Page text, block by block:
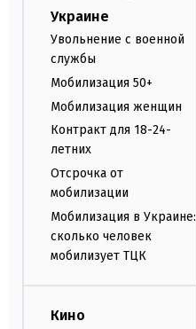
Украине
Увольнение с военной
службы
Мобилизация 50+
Мобилизация женщин
Контракт для 18-24-
летних
Отсрочка от
мобилизации
Мобилизация в Украине:
сколько человек
мобилизует ТЦК
Кино